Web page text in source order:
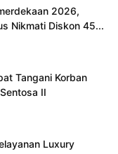
2026,
Nikmati Diskon 45...
Tangani Korban
II
Luxury